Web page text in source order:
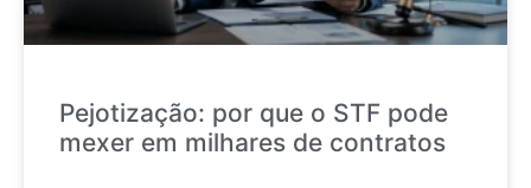
Pejotização: por que o STF pode
mexer em milhares de contratos